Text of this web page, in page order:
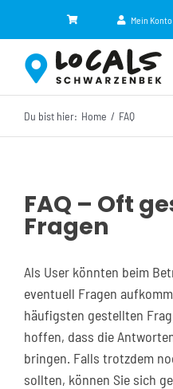
springen
Mein Konto
Du bist hier: Home FAQ
FAQ – Oft
Fragen
Als User könnten beim
eventuell Fragen
häufigsten gestellten
hoffen, dass die
bringen. Falls trotzdem
sollten, können Sie sich